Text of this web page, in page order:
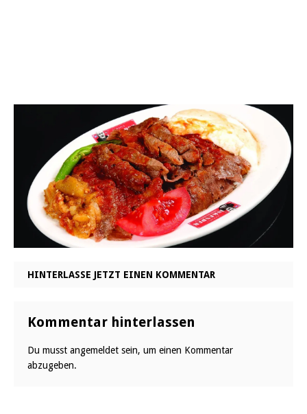
HINTERLASSE JETZT EINEN KOMMENTAR
Kommentar hinterlassen
Du musst angemeldet sein, um einen Kommentar
abzugeben.